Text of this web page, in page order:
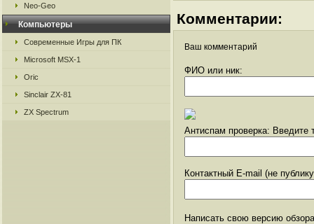
Neo-Geo
Компьютеры
Современные Игры для ПК
Microsoft MSX-1
Oric
Sinclair ZX-81
ZX Spectrum
Комментарии:
Ваш комментарий
ФИО или ник:
Антиспам проверка: Введите
Контактный E-mail (не
Написать свою версию